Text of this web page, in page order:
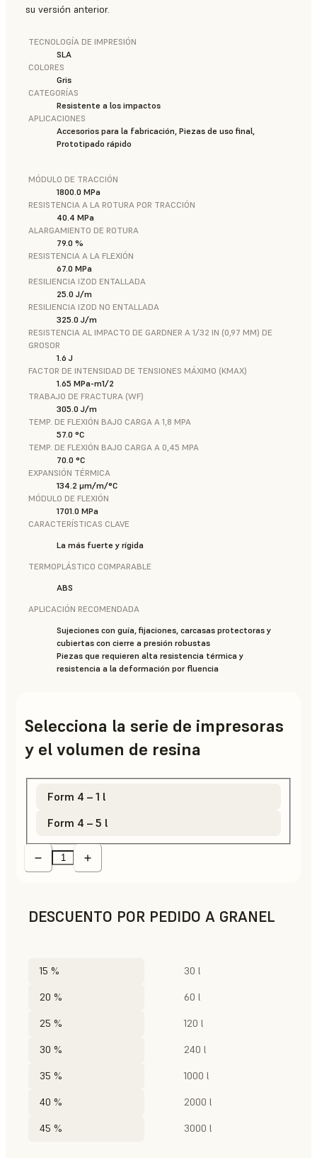
su versión anterior.
TECNOLOGÍA DE IMPRESIÓN
SLA
COLORES
Gris
CATEGORÍAS
Resistente a los impactos
APLICACIONES
Accesorios para la fabricación, Piezas de uso final,
Prototipado rápido
MÓDULO DE TRACCIÓN
1800.0 MPa
RESISTENCIA A LA ROTURA POR TRACCIÓN
40.4 MPa
ALARGAMIENTO DE ROTURA
79.0 %
RESISTENCIA A LA FLEXIÓN
67.0 MPa
RESILIENCIA IZOD ENTALLADA
25.0 J/m
RESILIENCIA IZOD NO ENTALLADA
325.0 J/m
RESISTENCIA AL IMPACTO DE GARDNER A 1/32 IN (0,97 MM) DE
GROSOR
1.6 J
FACTOR DE INTENSIDAD DE TENSIONES MÁXIMO (KMAX)
1.65 MPa-m1/2
TRABAJO DE FRACTURA (WF)
305.0 J/m
TEMP. DE FLEXIÓN BAJO CARGA A 1,8 MPA
57.0 °C
TEMP. DE FLEXIÓN BAJO CARGA A 0,45 MPA
70.0 °C
EXPANSIÓN TÉRMICA
134.2 μm/m/°C
MÓDULO DE FLEXIÓN
1701.0 MPa
CARACTERÍSTICAS CLAVE
La más fuerte y rígida
TERMOPLÁSTICO COMPARABLE
ABS
APLICACIÓN RECOMENDADA
Sujeciones con guía, fijaciones, carcasas protectoras y
cubiertas con cierre a presión robustas
Piezas que requieren alta resistencia térmica y
resistencia a la deformación por fluencia
Selecciona la serie de impresoras
y el volumen de resina
Form 4 – 1 l
Form 4 – 5 l
DESCUENTO POR PEDIDO A GRANEL
15 % 30 l
20 % 60 l
25 % 120 l
30 % 240 l
35 % 1000 l
40 % 2000 l
45 % 3000 l